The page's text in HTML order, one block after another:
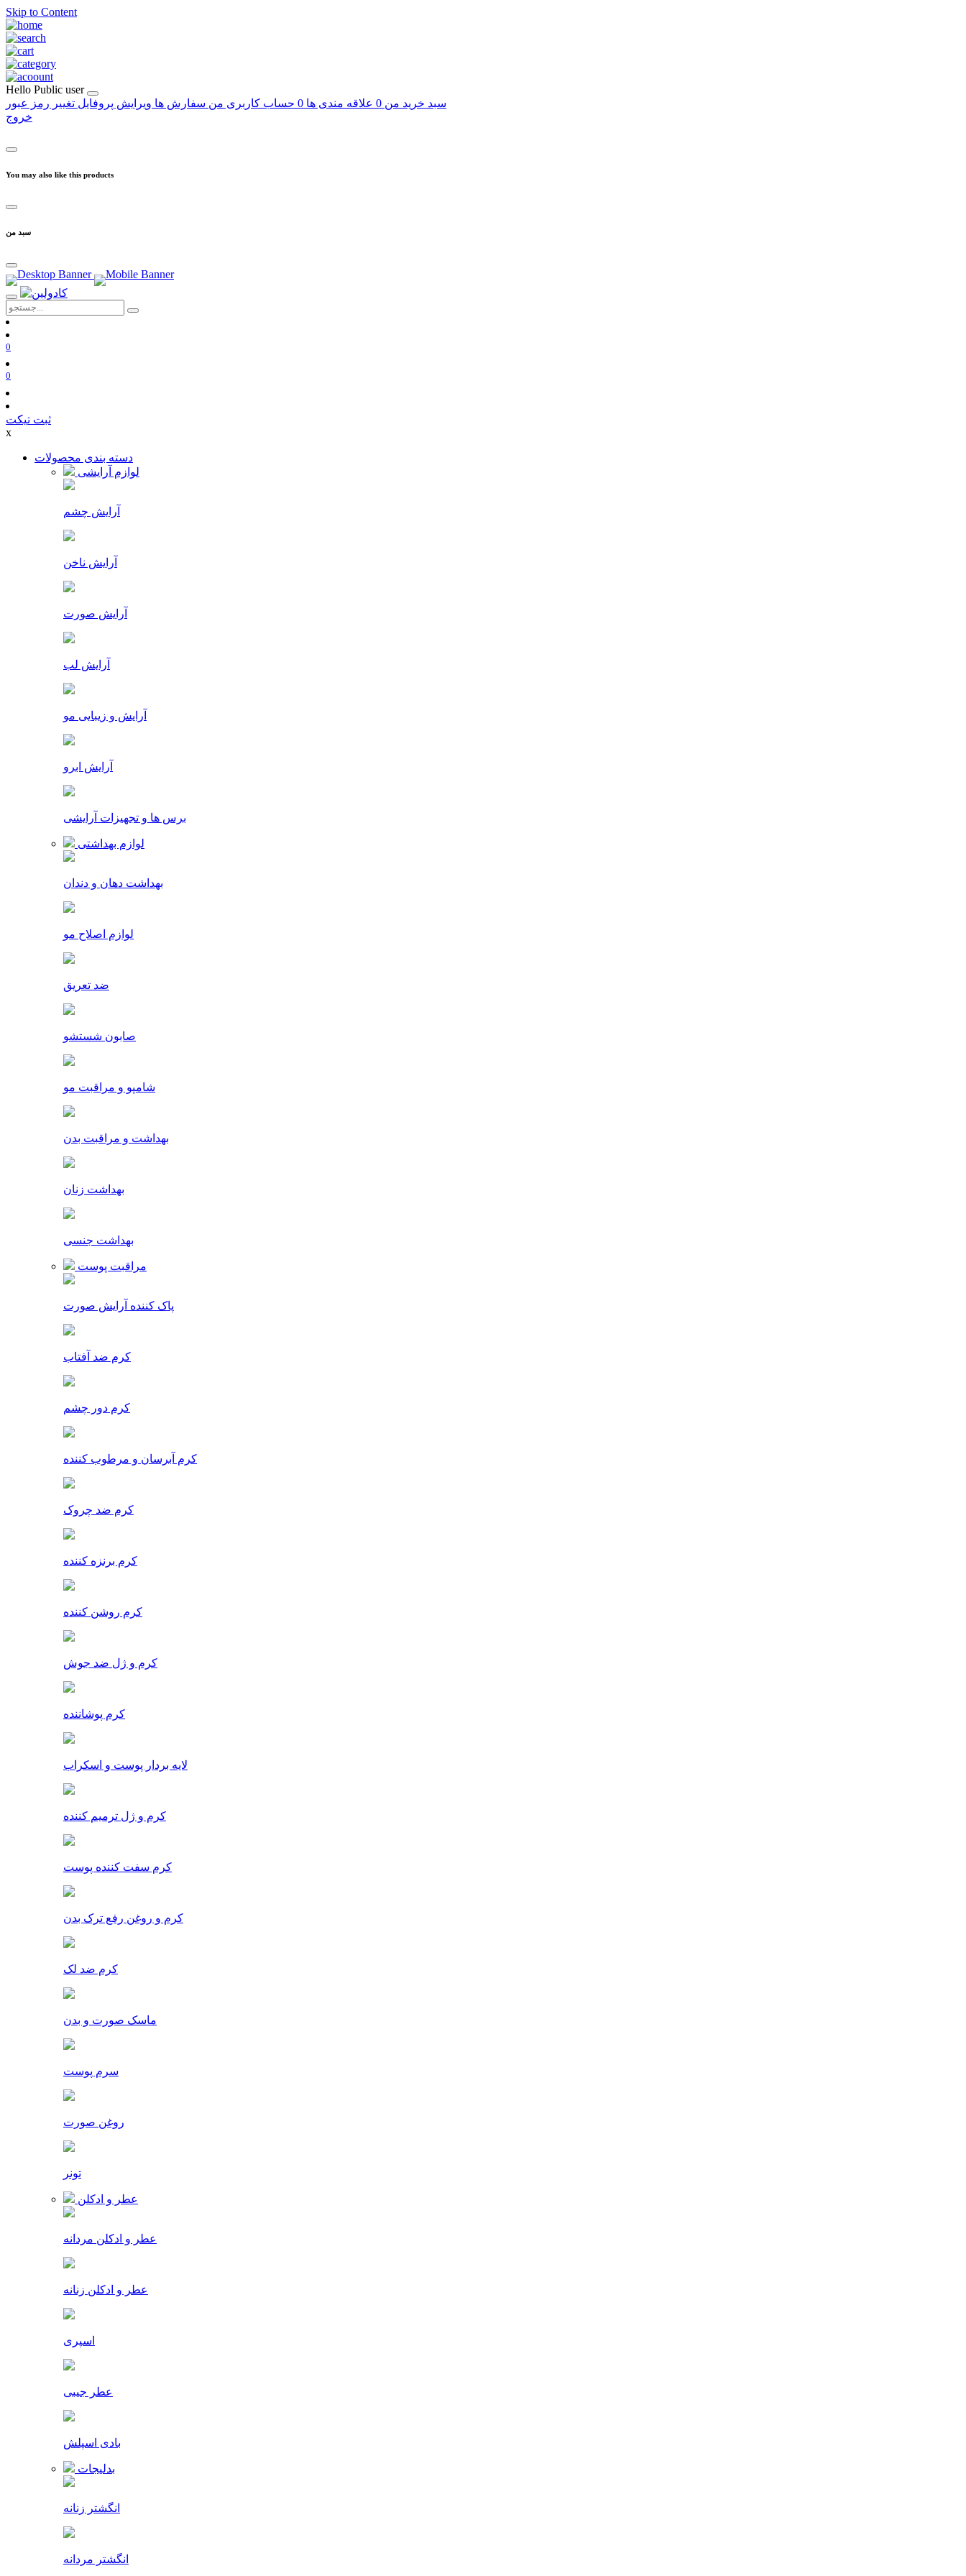
Skip to Content
Hello Public user
سبد خرید من 0 علاقه مندی ها 0 حساب کاربری من سفارش ها ویرایش پروفایل تغییر رمز عبور
خروج
You may also like this products
سبد من
0
0
ثبت تیکت
x
دسته بندی محصولات
لوازم آرایشی
آرایش چشم
آرایش ناخن
آرایش صورت
آرایش لب
آرایش و زیبایی مو
آرایش ابرو
برس ها و تجهیزات آرایشی
لوازم بهداشتی
بهداشت دهان و دندان
لوازم اصلاح مو
ضد تعریق
صابون شستشو
شامپو و مراقبت مو
بهداشت و مراقبت بدن
بهداشت زنان
بهداشت جنسی
مراقبت پوست
پاک کننده آرایش صورت
کرم ضد آفتاب
کرم دور چشم
کرم آبرسان و مرطوب کننده
کرم ضد چروک
کرم برنزه کننده
کرم روشن کننده
کرم و ژل ضد جوش
کرم پوشاننده
لایه بردار پوست و اسکراب
کرم و ژل ترمیم کننده
کرم سفت کننده پوست
کرم و روغن رفع ترک بدن
کرم ضد لک
ماسک صورت و بدن
سرم پوست
روغن صورت
تونر
عطر و ادکلن
عطر و ادکلن مردانه
عطر و ادکلن زنانه
اسپری
عطر جیبی
بادی اسپلش
بدلیجات
انگشتر زنانه
انگشتر مردانه